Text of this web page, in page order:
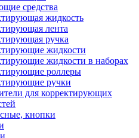
средства
жидкость
лента
ручка
жидкости
жидкости в наборах
роллеры
ручки
для корректирующих
кнопки